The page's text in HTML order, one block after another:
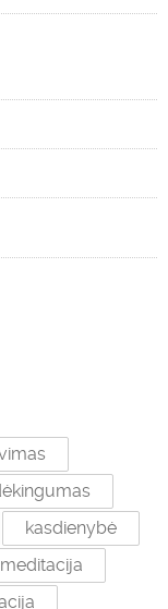
kasdienybė
meditacija